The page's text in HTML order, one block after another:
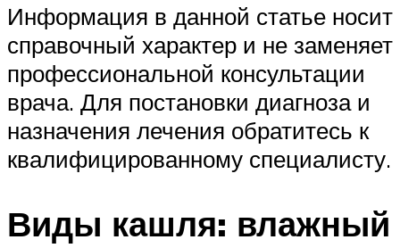
Информация в данной статье носит
справочный характер и не заменяет
профессиональной консультации
врача. Для постановки диагноза и
назначения лечения обратитесь к
квалифицированному специалисту.
Виды кашля: влажный